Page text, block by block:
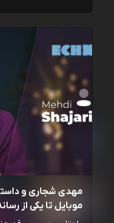
مهدی شجاری و
موبایل تا یکی از